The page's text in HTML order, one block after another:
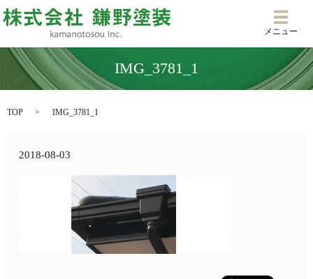
メニ
メニュー
IMG_3781_1
TOP IMG_3781_1
2018-08-03